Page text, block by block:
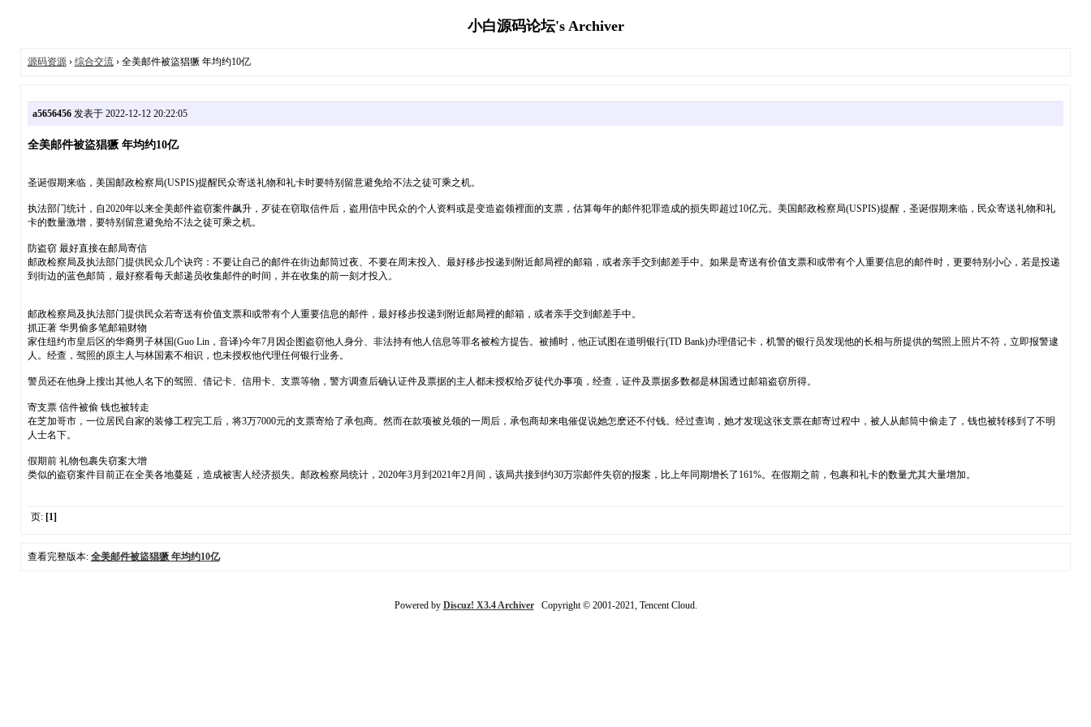
小白源码论坛's Archiver
源码资源› 综合交流› 全美邮件被盜猖獗 年均约10亿
a5656456发表于 2022-12-12 20:22:05
全美邮件被盜猖獗 年均约10亿
圣诞假期来临，美国邮政检察局(USPIS)提醒民众寄送礼物和礼卡时要特别留意避免给不法之徒可乘之机。
执法部门统计，自2020年以来全美邮件盗窃案件飙升，歹徒在窃取信件后，盗用信中民众的个人资料或是变造盗领裡面的支票，估算每年的邮件犯罪造成的损失即超过10亿元。美国邮政检察局(USPIS)提醒，圣诞假期来临，民众寄送礼物和礼
卡的数量激增，要特别留意避免给不法之徒可乘之机。
防盗窃 最好直接在邮局寄信
邮政检察局及执法部门提供民众几个诀窍：不要让自己的邮件在街边邮筒过夜、不要在周末投入、最好移步投递到附近邮局裡的邮箱，或者亲手交到邮差手中。如果是寄送有价值支票和或带有个人重要信息的邮件时，更要特别小心，若是投递
到街边的蓝色邮筒，最好察看每天邮递员收集邮件的时间，并在收集的前一刻才投入。
邮政检察局及执法部门提供民众若寄送有价值支票和或带有个人重要信息的邮件，最好移步投递到附近邮局裡的邮箱，或者亲手交到邮差手中。
抓正著 华男偷多笔邮箱财物
家住纽约市皇后区的华裔男子林国(Guo Lin，音译)今年7月因企图盗窃他人身分、非法持有他人信息等罪名被检方提告。被捕时，他正试图在道明银行(TD Bank)办理借记卡，机警的银行员发现他的长相与所提供的驾照上照片不符，立即报警逮
人。经查，驾照的原主人与林国素不相识，也未授权他代理任何银行业务。
警员还在他身上搜出其他人名下的驾照、借记卡、信用卡、支票等物，警方调查后确认证件及票据的主人都未授权给歹徒代办事项，经查，证件及票据多数都是林国透过邮箱盗窃所得。
寄支票 信件被偷 钱也被转走
在芝加哥市，一位居民自家的装修工程完工后，将3万7000元的支票寄给了承包商。然而在款项被兑领的一周后，承包商却来电催促说她怎麽还不付钱。经过查询，她才发现这张支票在邮寄过程中，被人从邮筒中偷走了，钱也被转移到了不明
人士名下。
假期前 礼物包裹失窃案大增
类似的盗窃案件目前正在全美各地蔓延，造成被害人经济损失。邮政检察局统计，2020年3月到2021年2月间，该局共接到约30万宗邮件失窃的报案，比上年同期增长了161%。在假期之前，包裹和礼卡的数量尤其大量增加。
页: [1]
查看完整版本: 全美邮件被盜猖獗 年均约10亿
Powered by Discuz! X3.4 ArchiverCopyright © 2001-2021, Tencent Cloud.